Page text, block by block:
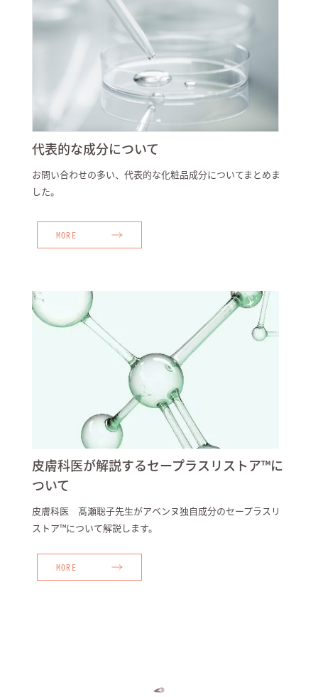
代表的な成分について
お問い合わせの多い、代表的な化粧品成分についてまとめま
した。
MORE
皮膚科医が解説するセープラスリストア™に
ついて
皮膚科医 髙瀬聡子先生がアベンヌ独自成分のセープラスリ
ストア™について解説します。
MORE